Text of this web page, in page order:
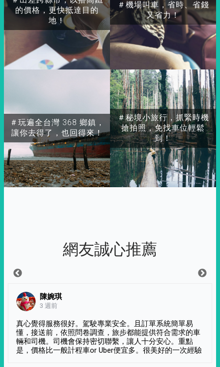
的價格，更快抵達目的
地！
＃玩遍全台灣 368 鄉鎮，
讓你去得了，也回得來！
＃秘境小旅行，抓緊時機
搶拍照，免找車位輕鬆
到！
＃機場叫車，省時、省錢
又省力！
網友誠心推薦
陳婉琪
3 週前
真心覺得服務很好。駕駛專業安全。且訂單系統簡單易
懂，接送前，依照問卷調查，旅步都能提供符合需求的車
輛和司機。司機會保持密切聯繫，讓人十分安心。重點
是，價格比一般計程車or Uber便宜多。很美好的一次經驗